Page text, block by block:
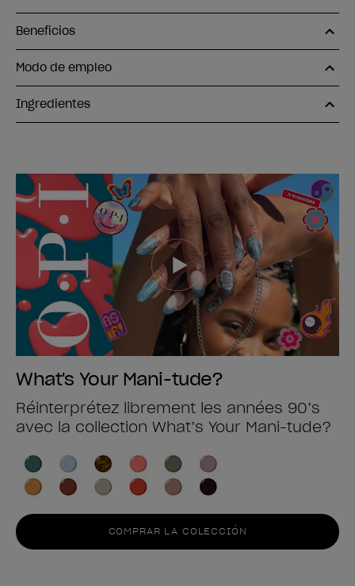
Beneficios
Modo de empleo
Ingredientes
What's Your Mani-tude?
Réinterprétez librement les années 90’s
avec la collection What’s Your Mani-tude?
COMPRAR LA COLECCIÓN